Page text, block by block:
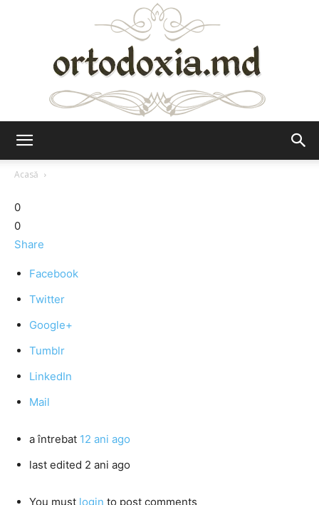
Acasă
0
0
Share
Facebook
Twitter
Google+
Tumblr
LinkedIn
Mail
a întrebat 12 ani ago
last edited 2 ani ago
You must login to post comments